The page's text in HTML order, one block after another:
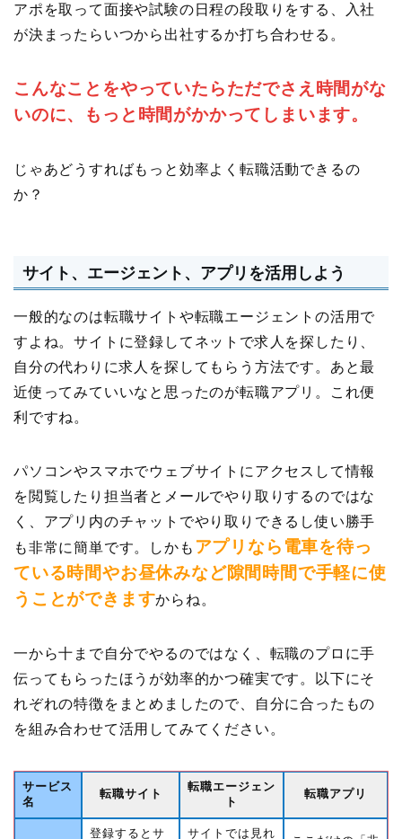
アポを取って面接や試験の日程の段取りをする、入社
が決まったらいつから出社するか打ち合わせる。
こんなことをやっていたらただでさえ時間がな
いのに、もっと時間がかかってしまいます。
じゃあどうすればもっと効率よく転職活動できるの
か？
サイト、エージェント、アプリを活用しよう
一般的なのは転職サイトや転職エージェントの活用で
すよね。サイトに登録してネットで求人を探したり、
自分の代わりに求人を探してもらう方法です。あと最
近使ってみていいなと思ったのが転職アプリ。これ便
利ですね。
パソコンやスマホでウェブサイトにアクセスして情報
を閲覧したり担当者とメールでやり取りするのではな
く、アプリ内のチャットでやり取りできるし使い勝手
も非常に簡単です。しかも アプリなら電車を待っ
ている時間やお昼休みなど隙間時間で手軽に使
うことができますからね。
一から十まで自分でやるのではなく、転職のプロに手
伝ってもらったほうが効率的かつ確実です。以下にそ
れぞれの特徴をまとめましたので、自分に合ったもの
を組み合わせて活用してみてください。
サービス
名
転職サイト
転職エージェン
ト
転職アプリ
登録するとサ サイトでは見れ